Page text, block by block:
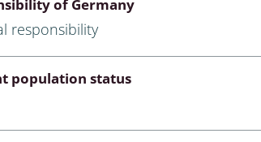
of Germany
responsibility
population status